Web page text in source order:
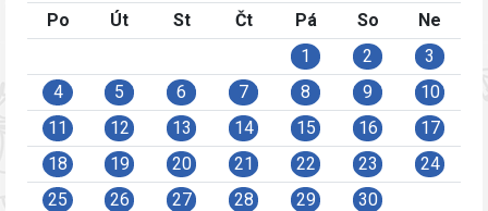
Po
Út St Čt Pá So
Ne
1
2
3
4
5 6 7 8 9
10
11
12 13 14 15 16
17
18
19 20 21 22 23
24
25
26 27 28 29 30